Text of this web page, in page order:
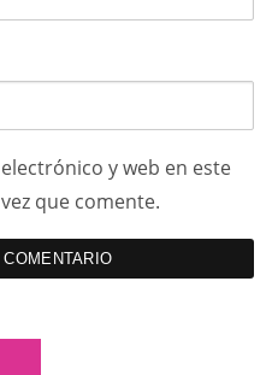
y web en este
que comente.